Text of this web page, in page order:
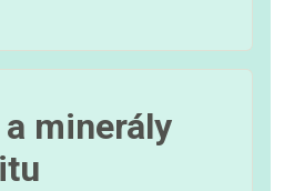
minerály